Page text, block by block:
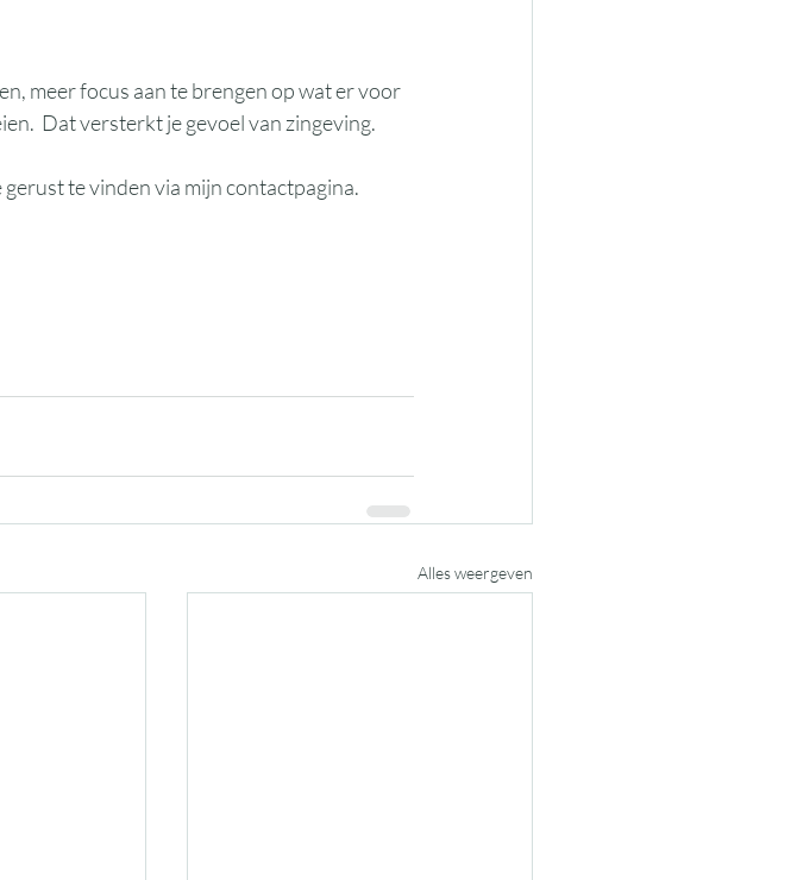
meer focus aan te brengen op wat er voor
Dat versterkt je gevoel van zingeving.
te vinden via mijn contactpagina.
Alles weergeven